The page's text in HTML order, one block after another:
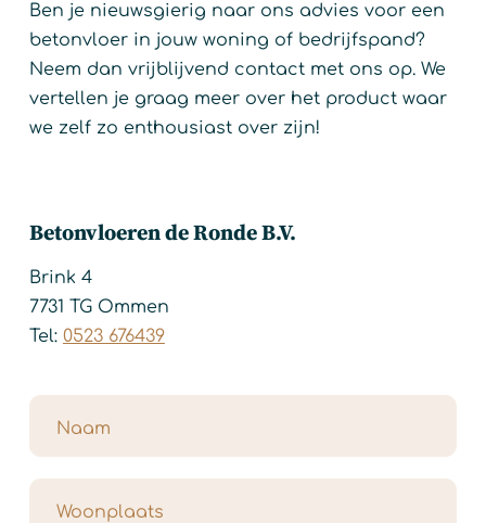
Ben je nieuwsgierig naar ons advies voor een
betonvloer in jouw woning of bedrijfspand?
Neem dan vrijblijvend contact met ons op. We
vertellen je graag meer over het product waar
we zelf zo enthousiast over zijn!
Betonvloeren de Ronde B.V.
Brink 4
7731 TG Ommen
Tel: 0523 676439
Naam
Woonplaats